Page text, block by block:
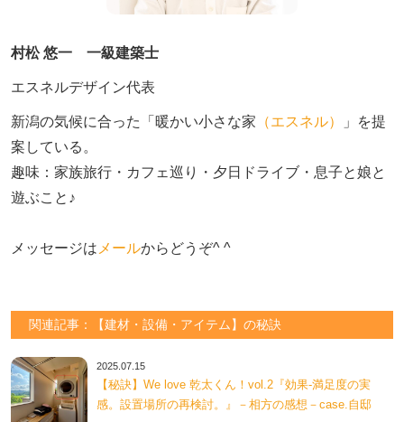
村松 悠一 一級建築士
エスネルデザイン代表
新潟の気候に合った「暖かい小さな家 （エスネル）
」を提
案している。
趣味：家族旅行・カフェ巡り・夕日ドライブ・息子と娘と
遊ぶこと♪
メッセージは メールからどうぞ^ ^
関連記事：【建材・設備・アイテム】の秘訣
2025.07.15
【秘訣】We love 乾太くん！vol.2『効果-満足度の実
感。設置場所の再検討。』－相方の感想－case.自邸